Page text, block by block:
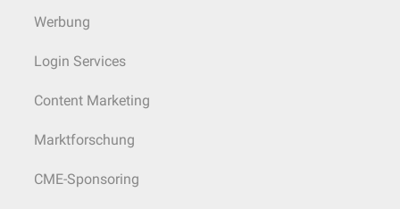
Werbung
Login Services
Content Marketing
Marktforschung
CME-Sponsoring